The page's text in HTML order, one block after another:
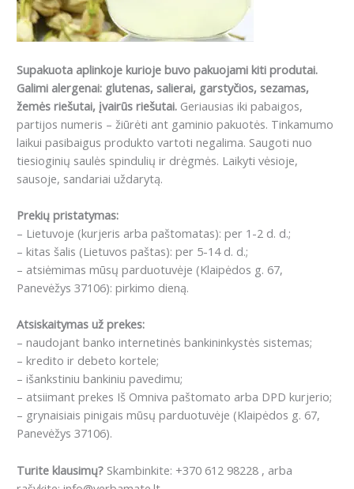
Supakuota aplinkoje kurioje buvo pakuojami kiti produtai.
Galimi alergenai: glutenas, salierai, garstyčios, sezamas,
žemės riešutai, įvairūs riešutai. Geriausias iki pabaigos,
partijos numeris – žiūrėti ant gaminio pakuotės. Tinkamumo
laikui pasibaigus produkto vartoti negalima. Saugoti nuo
tiesioginių saulės spindulių ir drėgmės. Laikyti vėsioje,
sausoje, sandariai uždarytą.
Prekių pristatymas:
– Lietuvoje (kurjeris arba paštomatas): per 1-2 d. d.;
– kitas šalis (Lietuvos paštas): per 5-14 d. d.;
– atsiėmimas mūsų parduotuvėje (Klaipėdos g. 67,
Panevėžys 37106): pirkimo dieną.
Atsiskaitymas už prekes:
– naudojant banko internetinės bankininkystės sistemas;
– kredito ir debeto kortele;
– išankstiniu bankiniu pavedimu;
– atsiimant prekes Iš Omniva paštomato arba DPD kurjerio;
– grynaisiais pinigais mūsų parduotuvėje (Klaipėdos g. 67,
Panevėžys 37106).
Turite klausimų? Skambinkite: +370 612 98228 , arba